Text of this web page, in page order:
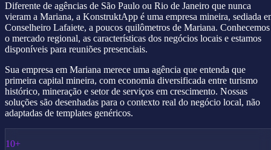
Diferente de agências de São Paulo ou Rio de Janeiro que nunca
vieram a Mariana, a KonstruktApp é uma empresa mineira, sediada
Conselheiro Lafaiete, a poucos quilômetros de Mariana. Conhecemos
o mercado regional, as características dos negócios locais e estamos
disponíveis para reuniões presenciais.
Sua empresa em Mariana merece uma agência que entenda que
primeira capital mineira, com economia diversificada entre turismo
histórico, mineração e setor de serviços em crescimento. Nossas
soluções são desenhadas para o contexto real do negócio local, não
adaptadas de templates genéricos.
10+